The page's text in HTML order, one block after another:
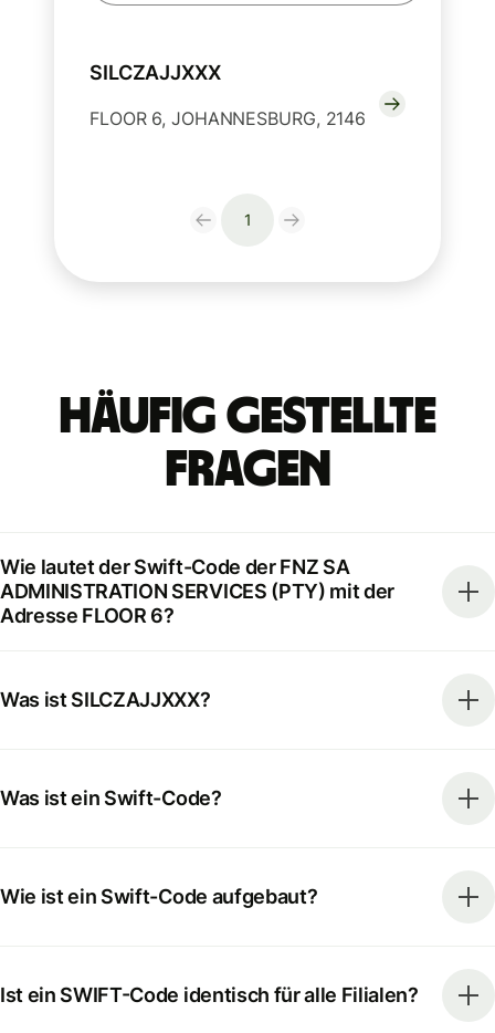
SILCZAJJXXX
FLOOR 6, JOHANNESBURG, 2146
1
Häufig gestellte
Fragen
Wie lautet der Swift-Code der FNZ SA
ADMINISTRATION SERVICES (PTY) mit der
Adresse FLOOR 6?
Was ist SILCZAJJXXX?
Was ist ein Swift-Code?
Wie ist ein Swift-Code aufgebaut?
Ist ein SWIFT-Code identisch für alle Filialen?